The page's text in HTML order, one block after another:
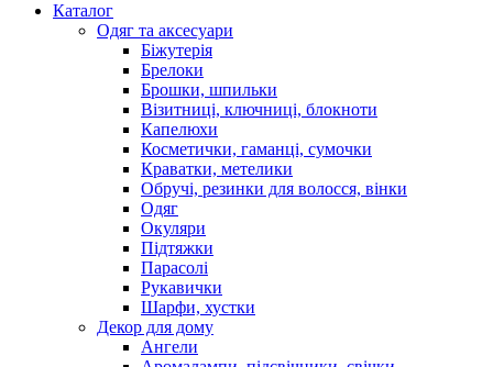
Каталог
Oдяг та аксесуари
Біжутерія
Брелоки
Брошки, шпильки
Візитниці, ключниці, блокноти
Капелюхи
Косметички, гаманці, сумочки
Краватки, метелики
Обручі, резинки для волосся, вінки
Одяг
Окуляри
Підтяжки
Парасолі
Рукавички
Шарфи, хустки
Декор для дому
Ангели